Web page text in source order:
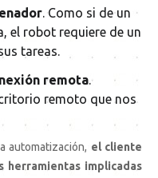
. Como si de un
el robot requiere de un
tareas.
remota.
remoto que nos
automatización, el cliente
herramientas implicadas